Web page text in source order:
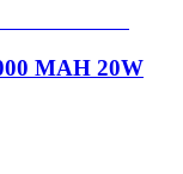
MAH 20W